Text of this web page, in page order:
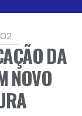
DA
NOVO